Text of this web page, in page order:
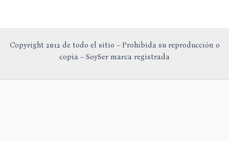
Copyright 2012 de todo el sitio – Prohibida su reproducción o
copia – SoySer marca registrada